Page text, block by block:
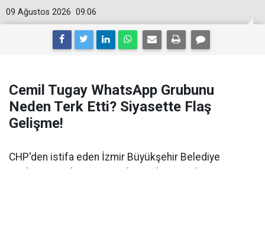
09:06
09 Ağustos 2026
Cemil Tugay WhatsApp Grubunu
Neden Terk Etti? Siyasette Flaş
Gelişme!
CHP'den istifa eden İzmir Büyükşehir Belediye